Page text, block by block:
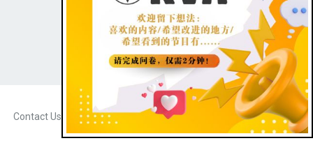
Radio Veritas Asia © 2023
Contact Us
Dark theme